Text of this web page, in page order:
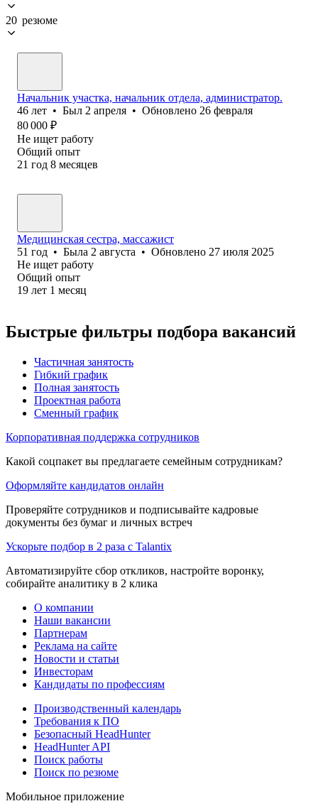
20 резюме
Начальник участка, начальник отдела, администратор.
46 лет • Был 2 апреля • Обновлено 26 февраля
80 000 ₽
Не ищет работу
Общий опыт
21 год 8 месяцев
Медицинская сестра, массажист
51 год • Была 2 августа • Обновлено 27 июля 2025
Не ищет работу
Общий опыт
19 лет 1 месяц
Быстрые фильтры подбора вакансий
Частичная занятость
Гибкий график
Полная занятость
Проектная работа
Сменный график
Корпоративная поддержка сотрудников
Какой соцпакет вы предлагаете семейным сотрудникам?
Оформляйте кандидатов онлайн
Проверяйте сотрудников и подписывайте кадровые
документы без бумаг и личных встреч
Ускорьте подбор в 2 раза с Talantix
Автоматизируйте сбор откликов, настройте воронку,
собирайте аналитику в 2 клика
О компании
Наши вакансии
Партнерам
Реклама на сайте
Новости и статьи
Инвесторам
Кандидаты по профессиям
Производственный календарь
Требования к ПО
Безопасный HeadHunter
HeadHunter API
Поиск работы
Поиск по резюме
Мобильное приложение